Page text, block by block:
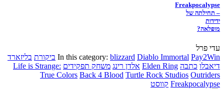
Freakpocalypse
– תחילתה של
ידידות
מופלאה?
עדי פרל
In this category: blizzard Diablo Immortal Pay2Win ביקורת בליזארד
דיאבלו כתבה Elden Ring אלדן רינג משחק תפקידים Life is Strange:
True Colors Back 4 Blood Turtle Rock Studios Outriders
Freakpocalypse קווסט